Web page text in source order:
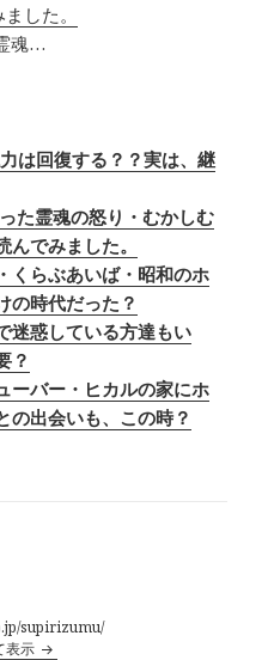
した。
魂…
は回復する？？実は、継
た霊魂の怒り・むかしむ
でみました。
くらぶあいば・昭和のホ
の時代だった？
迷惑している方達もい
？
ーバー・ヒカルの家にホ
の出会いも、この時？
supirizumu/
表示